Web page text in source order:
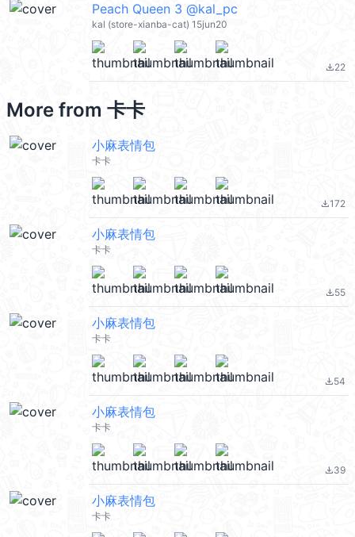
Peach Queen 3 @kal_pc
kal (store-xianba-cat) 15jun20
file_download22
More from 卡卡
小麻表情包
卡卡
file_download172
小麻表情包
卡卡
file_download55
小麻表情包
卡卡
file_download54
小麻表情包
卡卡
file_download39
小麻表情包
卡卡